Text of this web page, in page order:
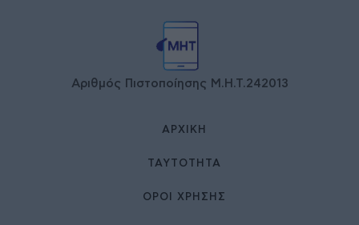
Αριθμός Πιστοποίησης Μ.Η.Τ.242013
ΑΡΧΙΚΉ
ΤΑΥΤΌΤΗΤΑ
ΌΡΟΙ ΧΡΉΣΗΣ